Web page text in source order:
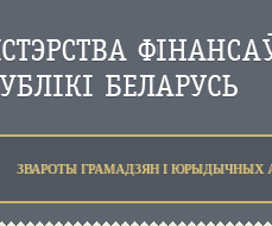
ЗВАРОТЫ ГРАМАДЗЯН I ЮРЫДЫЧНЫХ